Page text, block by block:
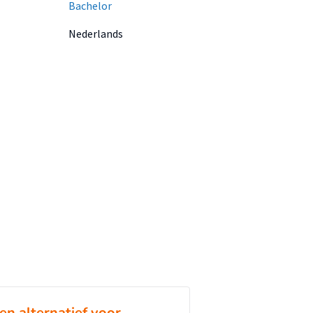
Bachelor
Nederlands